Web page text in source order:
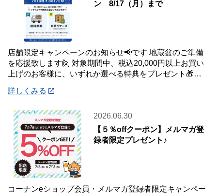
ン 8/17（月）まで
店舗限定キャンペーンのお知らせ📢です 地蔵盆のご準備
を応援致します🙋 対象期間中、税込20,000円以上お買い
上げのお客様に、いずれか選べる特典をプレゼント🎁
詳しくみる
2026.06.30
【５％offクーポン】メルマガ登
録者限定プレゼント♪
コーナンeショップ会員・メルマガ登録者限定キャンペー